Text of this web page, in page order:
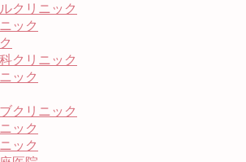
クリニック
ック
クリニック
ック
クリニック
ック
ック